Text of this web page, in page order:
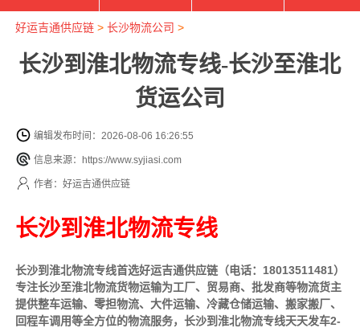
好运吉通供应链> 长沙物流公司 >
长沙到淮北物流专线-长沙至淮北
货运公司
编辑发布时间：2026-08-06 16:26:55
信息来源：https://www.syjiasi.com
作者：好运吉通供应链
长沙到淮北物流专线
长沙到淮北物流专线首选好运吉通供应链（电话：18013511481）
专注长沙至淮北物流货物运输为工厂、贸易商、批发商等物流货主
提供整车运输、零担物流、大件运输、冷藏仓储运输、搬家搬厂、
回程车调用等全方位的物流服务，长沙到淮北物流专线天天发车2-